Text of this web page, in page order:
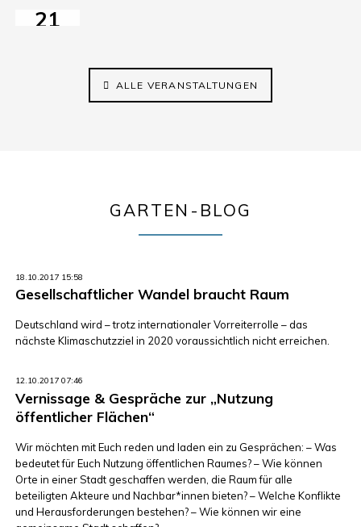
21
ALLE VERANSTALTUNGEN
GARTEN-BLOG
18.10.2017 15:58
Gesellschaftlicher Wandel braucht Raum
Deutschland wird – trotz internationaler Vorreiterrolle – das
nächste Klimaschutzziel in 2020 voraussichtlich nicht erreichen.
12.10.2017 07:46
Vernissage & Gespräche zur „Nutzung
öffentlicher Flächen“
Wir möchten mit Euch reden und laden ein zu Gesprächen: – Was
bedeutet für Euch Nutzung öffentlichen Raumes? – Wie können
Orte in einer Stadt geschaffen werden, die Raum für alle
beteiligten Akteure und Nachbar*innen bieten? – Welche Konflikte
und Herausforderungen bestehen? – Wie können wir eine